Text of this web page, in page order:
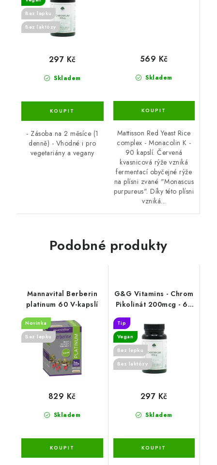
Bez lepku
Bez laktózy
Skladem
297 Kč
- Zásoba na 2 měsíce (1
denně) - Vhodné i pro
vegetariány a vegany
Skladem
569 Kč
Mattisson Red Yeast Rice
complex - Monacolin K -
90 kapslí. Červená
kvasnicová rýže vzniká
fermentací obyčejné rýže
na plísni zvané "Monascus
purpureus". Díky této plísni
vzniká...
Podobné produkty
Mannavital Berberin
platinum 60 V-kapslí
Novinka
Bez lepku
Skladem
829 Kč
G&G Vitamins - Chrom
Pikolinát 200mcg - 60
Tip
Vegan
Bez lepku
Bez laktózy
Skladem
297 Kč